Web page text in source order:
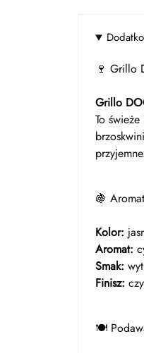
🍷 Grillo
Grillo
To
🍇
Kolor:
Aromat:
Smak:
Finisz:
🍽️